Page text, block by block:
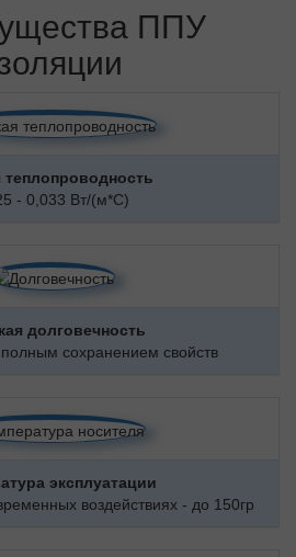
ППУ
теплопроводность
- 0,033 Вт/(м*С)
долговечность
сохранением свойств
эксплуатации
воздействиях - до 150гр